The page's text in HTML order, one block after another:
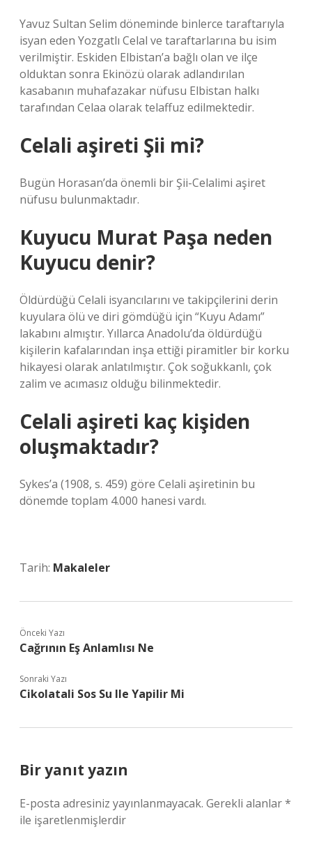
Yavuz Sultan Selim döneminde binlerce taraftarıyla
isyan eden Yozgatlı Celal ve taraftarlarına bu isim
verilmiştir. Eskiden Elbistan’a bağlı olan ve ilçe
olduktan sonra Ekinözü olarak adlandırılan
kasabanın muhafazakar nüfusu Elbistan halkı
tarafından Celaa olarak telaffuz edilmektedir.
Celali aşireti Şii mi?
Bugün Horasan’da önemli bir Şii-Celalimi aşiret
nüfusu bulunmaktadır.
Kuyucu Murat Paşa neden
Kuyucu denir?
Öldürdüğü Celali isyancılarını ve takipçilerini derin
kuyulara ölü ve diri gömdüğü için “Kuyu Adamı”
lakabını almıştır. Yıllarca Anadolu’da öldürdüğü
kişilerin kafalarından inşa ettiği piramitler bir korku
hikayesi olarak anlatılmıştır. Çok soğukkanlı, çok
zalim ve acımasız olduğu bilinmektedir.
Celali aşireti kaç kişiden
oluşmaktadır?
Sykes’a (1908, s. 459) göre Celali aşiretinin bu
dönemde toplam 4.000 hanesi vardı.
Tarih: Makaleler
Önceki Yazı
Cağrının Eş Anlamlısı Ne
Sonraki Yazı
Cikolatali Sos Su Ile Yapilir Mi
Bir yanıt yazın
E-posta adresiniz yayınlanmayacak. Gerekli alanlar*
ile işaretlenmişlerdir